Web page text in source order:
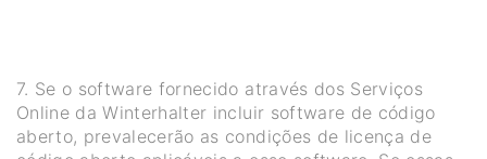
7. Se o software fornecido através dos Serviços
Online da Winterhalter incluir software de código
aberto, prevalecerão as condições de licença de